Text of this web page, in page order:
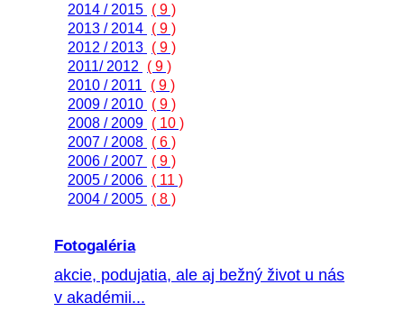
2014 / 2015 ( 9 )
2013 / 2014 ( 9 )
2012 / 2013 ( 9 )
2011/ 2012
( 9 )
2010 / 2011
( 9 )
2009 / 2010 ( 9 )
2008 / 2009 ( 10 )
2007 / 2008 ( 6 )
2006 / 2007 ( 9 )
2005 / 2006 ( 11 )
2004 / 2005 ( 8 )
Fotogaléria
akcie, podujatia, ale aj bežný život u nás
v akadémii...